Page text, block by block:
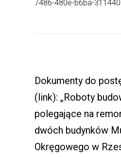
7486-480e-b6ba-
Dokumenty do
(link): „Roboty
polegające na
dwóch budynków
Okręgowego w